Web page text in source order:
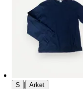
S | Arket